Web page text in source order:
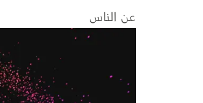
عن الناس